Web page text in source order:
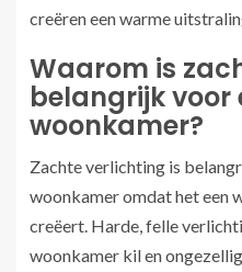
creëren een warme
Waarom is
belangrijk voor
woonkamer?
Zachte verlichting is
woonkamer omdat het een
creëert. Harde, felle
woonkamer kil en